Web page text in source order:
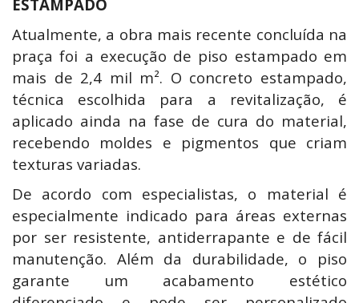
ESTAMPADO
Atualmente, a obra mais recente concluída na
praça foi a execução de piso estampado em
mais de 2,4 mil m². O concreto estampado,
técnica escolhida para a revitalização, é
aplicado ainda na fase de cura do material,
recebendo moldes e pigmentos que criam
texturas variadas.
De acordo com especialistas, o material é
especialmente indicado para áreas externas
por ser resistente, antiderrapante e de fácil
manutenção. Além da durabilidade, o piso
garante um acabamento estético